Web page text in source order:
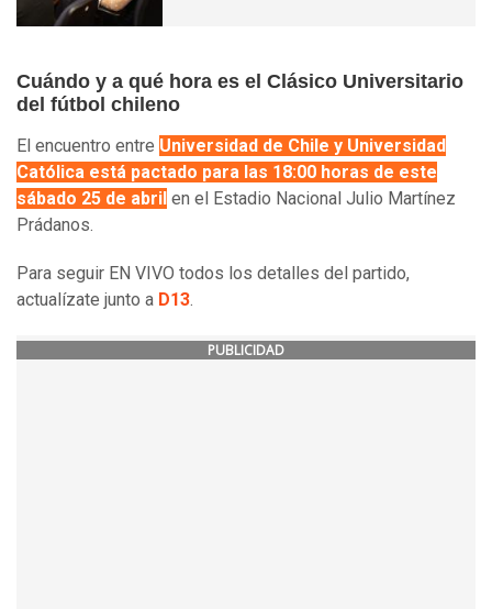
Cuándo y a qué hora es el Clásico Universitario
del fútbol chileno
El encuentro entre Universidad de Chile y Universidad
Católica está pactado para las 18:00 horas de este
sábado 25 de abril en el Estadio Nacional Julio Martínez
Prádanos.
Para seguir EN VIVO todos los detalles del partido,
actualízate junto a D13.
PUBLICIDAD